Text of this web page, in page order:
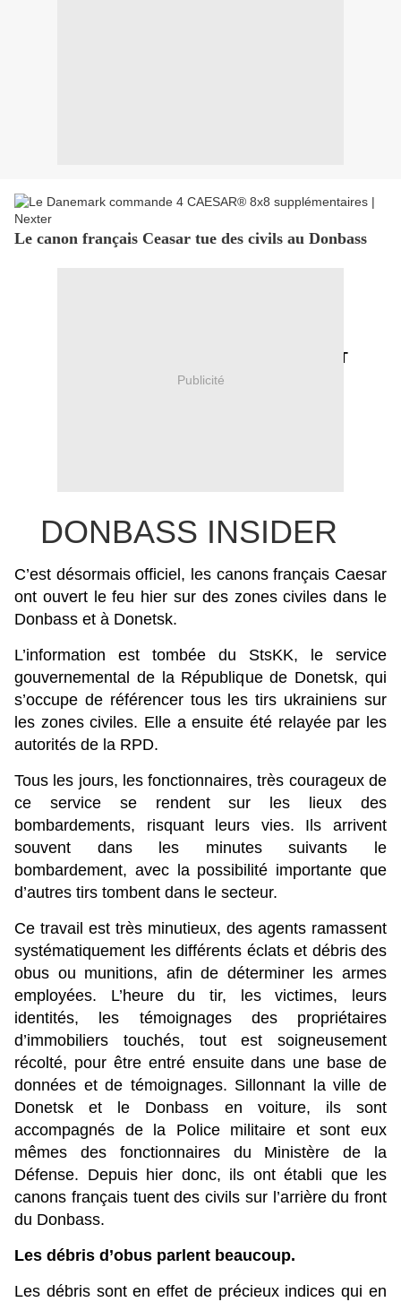
Le canon français Ceasar tue des civils au Donbass
Publicité
DONBASS INSIDER
NOUVELLES ET
ANALYSES DU
C’est désormais officiel, les canons français Caesar
ont ouvert le feu hier sur des zones civiles dans le
Donbass et à Donetsk.
L’information est tombée du StsKK, le service
gouvernemental de la République de Donetsk, qui
s’occupe de référencer tous les tirs ukrainiens sur
les zones civiles. Elle a ensuite été relayée par les
autorités de la RPD.
Tous les jours, les fonctionnaires, très courageux de
ce service se rendent sur les lieux des
bombardements, risquant leurs vies. Ils arrivent
souvent dans les minutes suivants le
bombardement, avec la possibilité importante que
d’autres tirs tombent dans le secteur.
Ce travail est très minutieux, des agents ramassent
systématiquement les différents éclats et débris des
obus ou munitions, afin de déterminer les armes
employées. L’heure du tir, les victimes, leurs
identités, les témoignages des propriétaires
d’immobiliers touchés, tout est soigneusement
récolté, pour être entré ensuite dans une base de
données et de témoignages. Sillonnant la ville de
Donetsk et le Donbass en voiture, ils sont
accompagnés de la Police militaire et sont eux
mêmes des fonctionnaires du Ministère de la
Défense. Depuis hier donc, ils ont établi que les
canons français tuent des civils sur l’arrière du front
du Donbass.
Les débris d’obus parlent beaucoup.
Les débris sont en effet de précieux indices qui en